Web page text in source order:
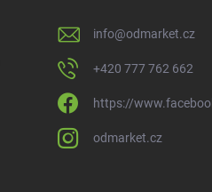
info@odmarket.cz
+420 777 762 662
https://
odmarket.cz